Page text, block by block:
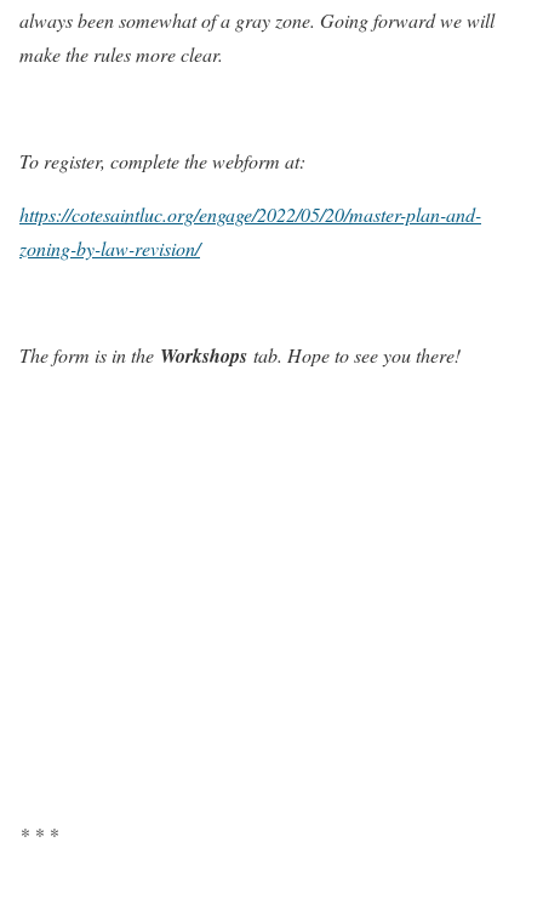
always been somewhat of a gray zone. Going forward we will
make the rules more clear.
To register, complete the webform at:
https://cotesaintluc.org/engage/2022/05/20/master-plan-and-
zoning-by-law-revision/
The form is in the Workshops tab. Hope to see you there!
* * *